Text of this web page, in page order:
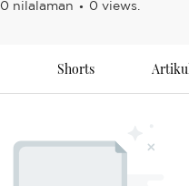
0 nilalaman 0 views.
Shorts